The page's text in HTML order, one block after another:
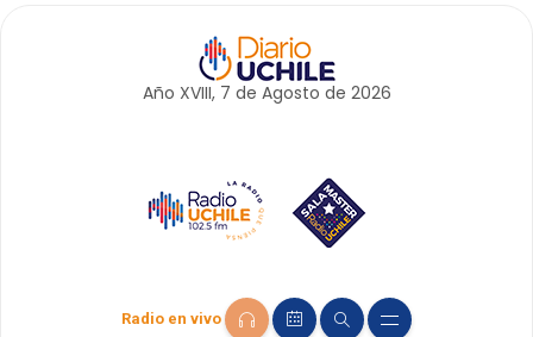
Año XVIII, 7 de Agosto de 2026
Radio en vivo